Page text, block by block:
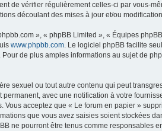
de vérifier régulièrement celles-ci par vous-
découlant des mises à jour et/ou
», « phpBB Limited », « Équipes
www.phpbb.com. Le logiciel phpBB facilite
de plus amples informations au sujet de
sexuel ou tout autre contenu qui peut
avec une notification à votre
acceptez que « Le forum en papier »
que vous avez saisies soient stockées
ne pourront être tenus comme responsables